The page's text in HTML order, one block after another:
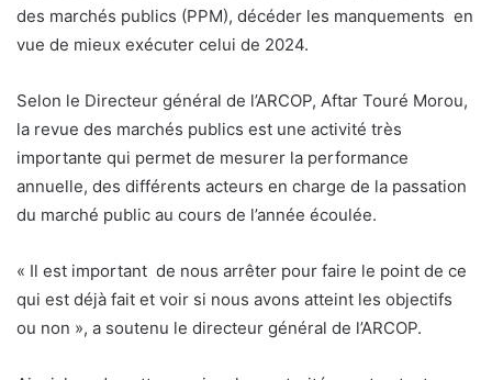
des marchés publics (PPM), décéder les manquements en
vue de mieux exécuter celui de 2024.
Selon le Directeur général de l’ARCOP, Aftar Touré Morou,
la revue des marchés publics est une activité très
importante qui permet de mesurer la performance
annuelle, des différents acteurs en charge de la passation
du marché public au cours de l’année écoulée.
« Il est important de nous arrêter pour faire le point de ce
qui est déjà fait et voir si nous avons atteint les objectifs
ou non », a soutenu le directeur général de l’ARCOP.